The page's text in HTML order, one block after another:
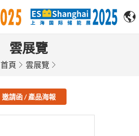
雲展覽
首頁 雲展覽
邀請函 / 產品海報